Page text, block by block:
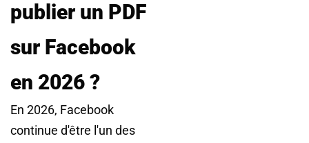
publier un PDF
sur Facebook
en 2026 ?
En 2026, Facebook
continue d'être l'un des